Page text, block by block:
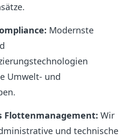
Modernste
Umwelt- und
Flottenmanagement: Wir
und technische